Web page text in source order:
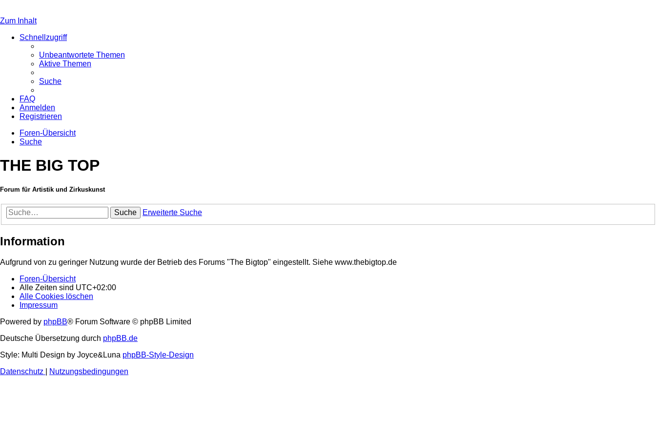
Zum Inhalt
Schnellzugriff
Unbeantwortete Themen
Aktive Themen
Suche
FAQ
Anmelden
Registrieren
Foren-Übersicht
Suche
THE BIG TOP
Forum für Artistik und Zirkuskunst
Suche Erweiterte Suche
Information
Aufgrund von zu geringer Nutzung wurde der Betrieb des Forums "The Bigtop" eingestellt. Siehe www.thebigtop.de
Foren-Übersicht
Alle Zeiten sind UTC+02:00
Alle Cookies löschen
Impressum
Powered by phpBB® Forum Software © phpBB Limited
Deutsche Übersetzung durch phpBB.de
Style: Multi Design by Joyce&Luna phpBB-Style-Design
Datenschutz
Nutzungsbedingungen